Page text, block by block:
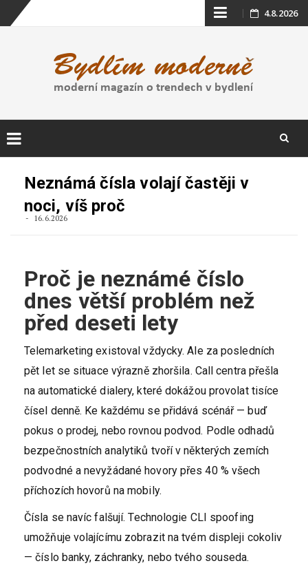
Skip
content
4.8.2026
Neznámá čísla volají častěji v
noci, víš proč
16.6.2026
Proč je neznámé číslo
dnes větší problém než
před deseti lety
Telemarketing existoval vždycky. Ale za posledních
pět let se situace výrazně zhoršila. Call centra přešla
na automatické dialery, které dokážou provolat tisíce
čísel denně. Ke každému se přidává scénář — buď
pokus o prodej, nebo rovnou podvod. Podle odhadů
bezpečnostních analytiků tvoří v některých zemích
podvodné a nevyžádané hovory přes 40 % všech
příchozích hovorů na mobily.
Čísla se navíc falšují. Technologie CLI spoofing
umožňuje volajícímu zobrazit na tvém displeji cokoliv
— číslo banky, záchranky, nebo tvého souseda.